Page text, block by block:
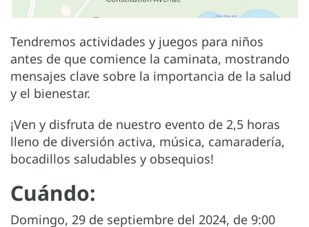
Tendremos actividades y juegos para niños
antes de que comience la caminata, mostrando
mensajes clave sobre la importancia de la salud
y el bienestar.
¡Ven y disfruta de nuestro evento de 2,5 horas
lleno de diversión activa, música, camaradería,
bocadillos saludables y obsequios!
Cuándo:
Domingo, 29 de septiembre del 2024, de 9:00